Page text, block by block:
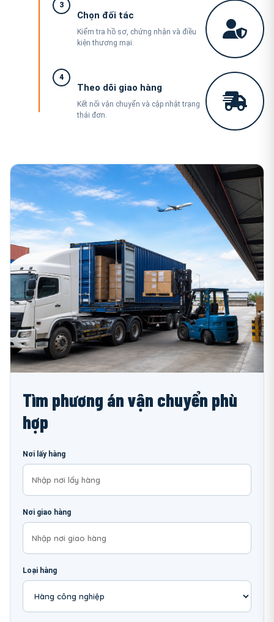
3
Chọn đối tác
Kiểm tra hồ sơ, chứng nhận và điều
kiện thương mại.
4
Theo dõi giao hàng
Kết nối vận chuyển và cập nhật trạng
thái đơn.
Tìm phương án vận chuyển phù
hợp
Nơi lấy hàng
Nơi giao hàng
Loại hàng